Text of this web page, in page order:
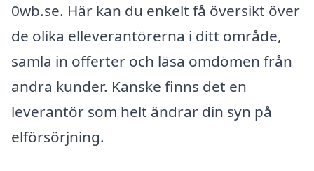
0wb.se. Här kan du enkelt få översikt över
de olika elleverantörerna i ditt område,
samla in offerter och läsa omdömen från
andra kunder. Kanske finns det en
leverantör som helt ändrar din syn på
elförsörjning.